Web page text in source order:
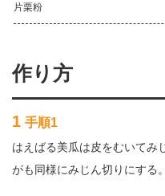
片栗粉
作り方
1 手順1
はえばる美瓜は皮をむいてみ
がも同様にみじん切りにする。